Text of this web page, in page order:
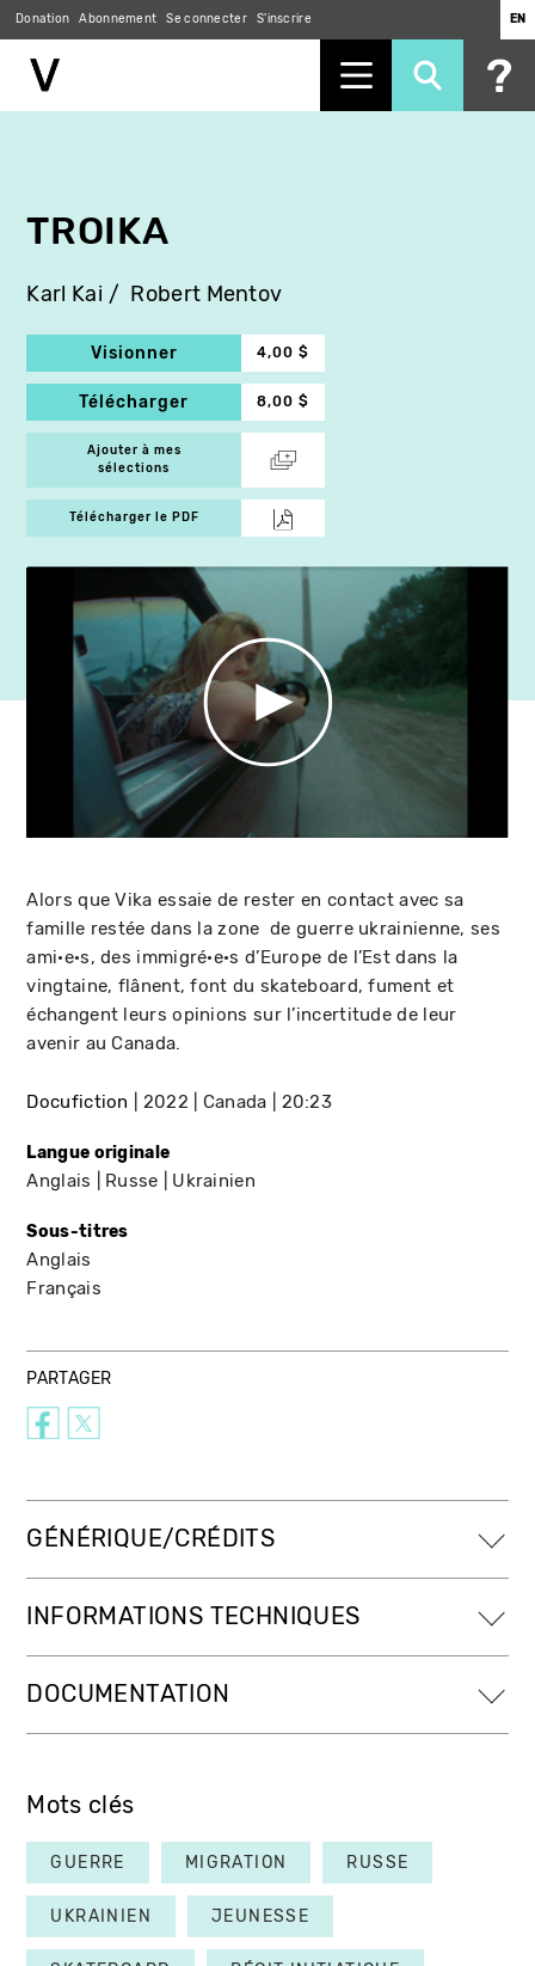
Donation Abonnement Se connecter S'inscrire EN
TROIKA
Karl Kai Robert Mentov
Visionner 4,00 $
Télécharger 8,00 $
Ajouter à mes
sélections
Télécharger le PDF
Alors que Vika essaie de rester en contact avec sa
famille restée dans la zone de guerre ukrainienne, ses
ami·e·s, des immigré·e·s d’Europe de l’Est dans la
vingtaine, flânent, font du skateboard, fument et
échangent leurs opinions sur l’incertitude de leur
avenir au Canada.
Docufiction 2022 Canada 20:23
Langue originale
Anglais Russe Ukrainien
Sous-titres
Anglais
Français
PARTAGER
GÉNÉRIQUE/CRÉDITS
INFORMATIONS TECHNIQUES
DOCUMENTATION
Mots clés
GUERRE MIGRATION RUSSE
UKRAINIEN JEUNESSE